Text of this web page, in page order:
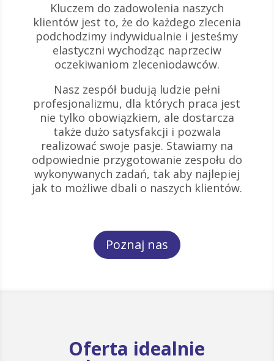
Kluczem do zadowolenia naszych
klientów jest to, że do każdego zlecenia
podchodzimy indywidualnie i jesteśmy
elastyczni wychodząc naprzeciw
oczekiwaniom zleceniodawców.
Nasz zespół budują ludzie pełni
profesjonalizmu, dla których praca jest
nie tylko obowiązkiem, ale dostarcza
także dużo satysfakcji i pozwala
realizować swoje pasje. Stawiamy na
odpowiednie przygotowanie zespołu do
wykonywanych zadań, tak aby najlepiej
jak to możliwe dbali o naszych klientów.
Poznaj nas
Oferta idealnie